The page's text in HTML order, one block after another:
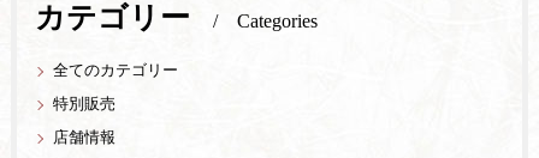
カテゴリー Categories
全てのカテゴリー
特別販売
店舗情報